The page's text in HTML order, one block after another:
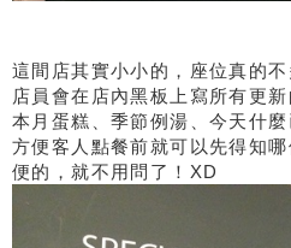
這間店其實小小的，座位真的
店員會在店內黑板上寫所有更
本月蛋糕、季節例湯、今天什
方便客人點餐前就可以先得知
便的，就不用問了！XD